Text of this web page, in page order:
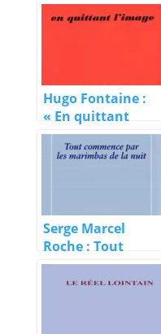
Hugo Fontaine :
« En quittant
l’image »
Serge Marcel
Roche : Tout
commence par les
marimbas de la